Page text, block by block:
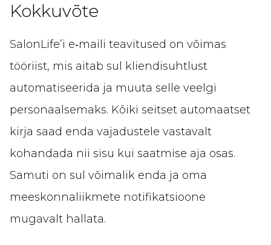
Kokkuvõte
SalonLife’i e‑maili teavitused on võimas
tööriist, mis aitab sul kliendisuhtlust
automatiseerida ja muuta selle veelgi
personaalsemaks. Kõiki seitset automaatset
kirja saad enda vajadustele vastavalt
kohandada nii sisu kui saatmise aja osas.
Samuti on sul võimalik enda ja oma
meeskonnaliikmete notifikatsioone
mugavalt hallata.